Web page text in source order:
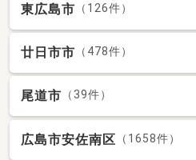
東広島市 （126件）
廿日市市 （478件）
尾道市 （39件）
広島市安佐南区 （1658件）